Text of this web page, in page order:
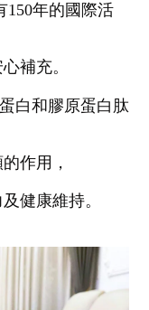
150年的國際活
補充。
白和膠原蛋白肽
作用，
及健康維持。